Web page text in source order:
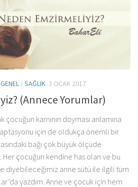
GENEL /SAĞLIK 3 OCAK 2017
(Annece Yorumlar)
karnının doyması anlamına
için de oldukça önemli bir
bağı çok büyük ölçüde
çocuğun kendine has olan ve bu
diyebileceğimiz anne sütü ile ilgili tüm
yazdım. Anne ve çocuk için hem